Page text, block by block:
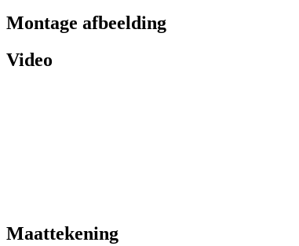
Montage afbeelding
Video
Maattekening